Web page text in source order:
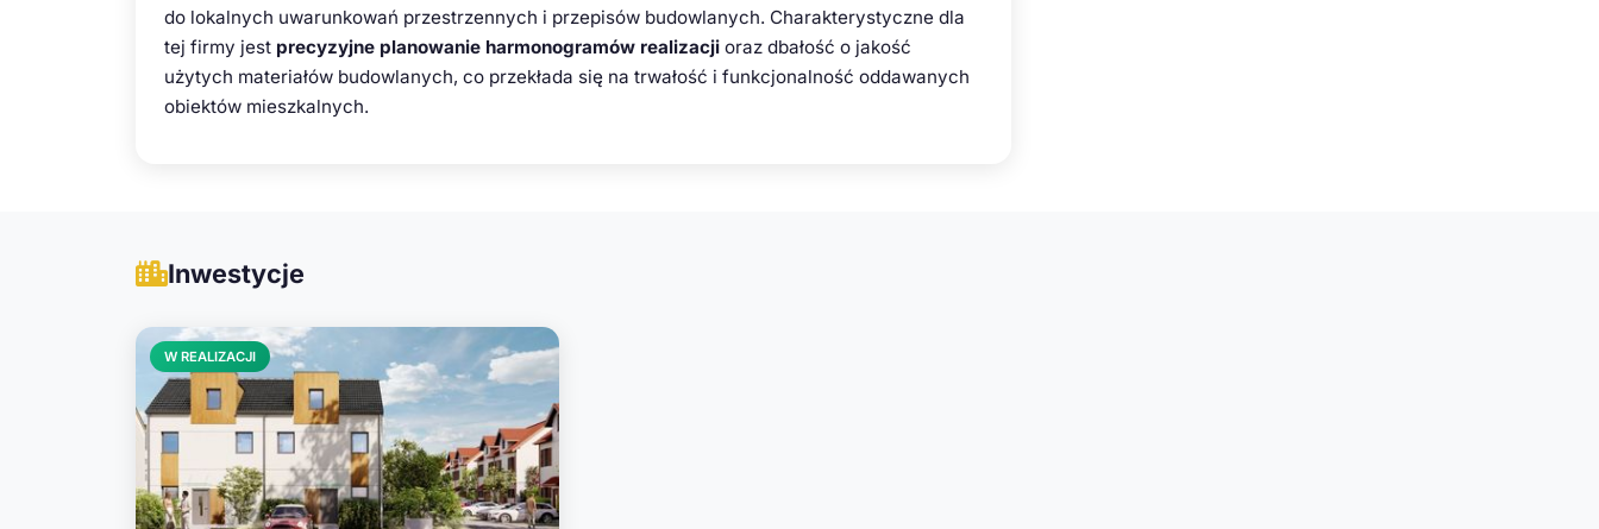
do lokalnych uwarunkowań przestrzennych i przepisów budowlanych. Charakterystyczne dla
tej firmy jest precyzyjne planowanie harmonogramów realizacji oraz dbałość o jakość
użytych materiałów budowlanych, co przekłada się na trwałość i funkcjonalność oddawanych
obiektów mieszkalnych.
Inwestycje
W REALIZACJI